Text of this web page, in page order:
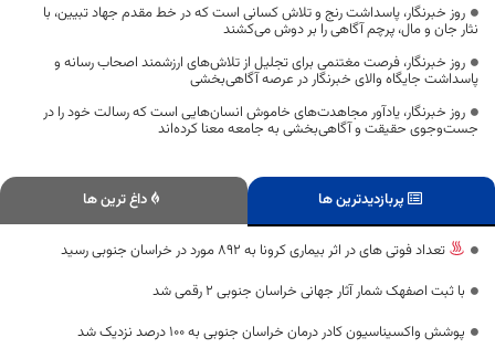
روز خبرنگار، پاسداشت رنج و تلاش کسانی است که در خط مقدم جهاد تبیین، با
نثار جان و مال، پرچم آگاهی را بر دوش می‌کشند
روز خبرنگار، فرصت مغتنمی برای تجلیل از تلاش‌های ارزشمند اصحاب رسانه و
پاسداشت جایگاه والای خبرنگار در عرصه آگاهی‌بخشی
روز خبرنگار، یادآور مجاهدت‌های خاموش انسان‌هایی است که رسالت خود را در
جست‌وجوی حقیقت و آگاهی‌بخشی به جامعه معنا کرده‌اند
پربازدیدترین ها داغ ترین ها
تعداد فوتی های در اثر بیماری کرونا به 892 مورد در خراسان جنوبی رسید
با ثبت اصفهک شمار آثار جهانی خراسان جنوبی ۲ رقمی شد
پوشش واکسیناسیون کادر درمان خراسان‌ جنوبی به ۱۰۰ درصد نزدیک شد